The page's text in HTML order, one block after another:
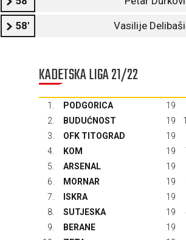
58' Vasilije
KADETSKA LIGA 21/22
1. PODGORICA 19
2.
BUDUĆNOST 19
3.
OFK TITOGRAD 19
4.
KOM 19
5.
ARSENAL 19
6.
MORNAR 19
7.
ISKRA 19
8.
SUTJESKA 19
9.
BERANE 19